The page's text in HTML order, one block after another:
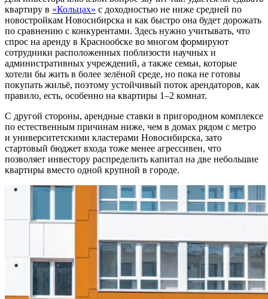
квартиру в «Кольцах» с доходностью не ниже средней по
новостройкам Новосибирска и как быстро она будет дорожать
по сравнению с конкурентами. Здесь нужно учитывать, что
спрос на аренду в Краснообске во многом формируют
сотрудники расположенных поблизости научных и
административных учреждений, а также семьи, которые
хотели бы жить в более зелёной среде, но пока не готовы
покупать жильё, поэтому устойчивый поток арендаторов, как
правило, есть, особенно на квартиры 1–2 комнат.
С другой стороны, арендные ставки в пригородном комплексе
по естественным причинам ниже, чем в домах рядом с метро
и университетскими кластерами Новосибирска, зато
стартовый бюджет входа тоже менее агрессивен, что
позволяет инвестору распределить капитал на две небольшие
квартиры вместо одной крупной в городе.